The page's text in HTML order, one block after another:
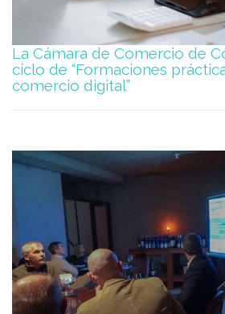
La Cámara de Comercio de
ciclo de “Formaciones
comercio digital”